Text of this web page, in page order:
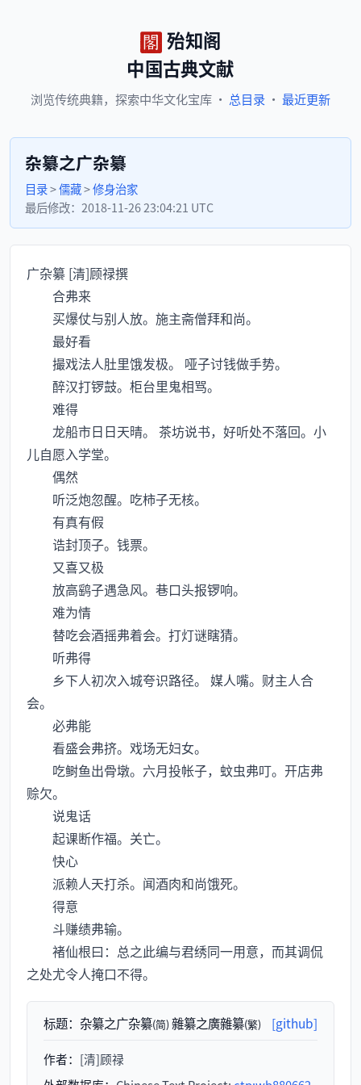
殆知阁
中国古典文献
浏览传统典籍， 探索中华文化宝库 · 总目录 · 最近更新
杂纂之广杂纂
目录>儒藏>修身治家
最后修改： 2018-11-26 23:04:21 UTC
广杂纂 [清]顾禄撰
合弗来
买爆仗与别人放。施主斋僧拜和尚。
最好看
撮戏法人肚里饿发极。 哑子讨钱做手势。
醉汉打锣鼓。柜台里鬼相骂。
难得
龙船市日日天晴。 茶坊说书，好听处不落回。小
儿自愿入学堂。
偶然
听泛炮忽醒。吃柿子无核。
有真有假
诰封顶子。钱票。
又喜又极
放高鹞子遇急风。巷口头报锣响。
难为情
替吃会酒摇弗着会。打灯谜瞎猜。
听弗得
乡下人初次入城夸识路径。 媒人嘴。财主人合
会。
必弗能
看盛会弗挤。戏场无妇女。
吃鲥鱼出骨墩。六月投帐子，蚊虫弗叮。开店弗
赊欠。
说鬼话
起课断作福。关亡。
快心
派赖人天打杀。闻酒肉和尚饿死。
得意
斗赚绩弗输。
褚仙根曰：总之此编与君绣同一用意，而其调侃
之处尤令人掩口不得。
标题： 杂纂之广杂纂(简)雜纂之廣雜纂(繁) [github]
作者： [清]顾禄